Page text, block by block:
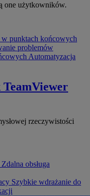
one użytkowników.
punktach końcowych
problemów
Automatyzacja
TeamViewer
rzeczywistości
Zdalna obsługa
Szybkie wdrażanie do